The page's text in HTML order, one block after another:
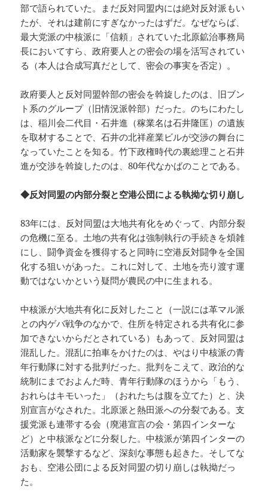
部で語られていた。まだ反対同盟内には絶対反対派もい
たが、それは建前にすぎなかったはずだ。なぜならば、
最大党派の中核派に「信頼」されていた北原鉱治事務局
長においてすら、政府要人との密会の場を活写されてい
る（本人は合成写真だとして、密会の事実を否定）。
政府要人と反対同盟幹部の密会を斡旋したのは、旧ブン
ト系のグループ（旧情況派幹部）だった。のちにわたし
は、稲川会二代目・石井進（稼業名は石井隆匡）の遺族
を取材することで、石井の北祥産業ビルが交渉の舞台に
なっていたことを知る。竹下政権時代の裏総理こと石井
進が交渉を斡旋したのは、80年代なかばのことである。
◆反対同盟の内部分裂と空港公団による執拗な切り崩し
83年には、反対同盟は大地共有化をめぐって、内部分裂
の危機に至る。土地の共有化は強制執行の手続きを煩雑
にし、闘争資金を獲得すると同時に空港反対闘争を全国
化する狙いがあった。これに対して、土地を売り渡す運
動ではないかという疑問が農民の中に生まれる。
中核派が大地共有化に反対したこと（一説には革マル派
との内ゲバ戦争のなかで、住所を特定される共有化に参
加できないからだとされている）もあって、反対同盟は
混乱した。混乱に拍車をかけたのは、やはり中核派の青
年行動隊に対する批判だった。批判をこえて、政治的な
統制にまでおよんだ時、青年行動隊のほうから「もう、
おれらはキモいった」（おれたちは腹を立てた）と、決
別宣言がなされた。北原派と熱田派への分裂である。支
援党派も連帯する会（廃港宣言の会・第四インターな
ど）と中核派などに分裂した。中核派が第四インターの
活動家を襲撃するなど、深刻な事態も起きた。そしてな
おも、空港公団による反対同盟の切り崩しは執拗だっ
た。